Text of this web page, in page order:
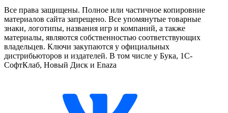
Все права защищены. Полное или частичное копировние
материалов сайта запрещено. Все упомянутые товарные
знаки, логотипы, названия игр и компаний, а также
материалы, являются собственностью соответствующих
владельцев. Ключи закупаются у официальных
дистрибьюторов и издателей. В том числе у Бука, 1С-
СофтКлаб, Новый Диск и Enaza